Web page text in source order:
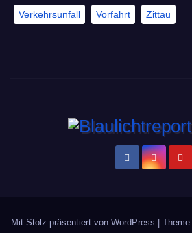
Verkehrsunfall Vorfahrt Zittau
Mit Stolz präsentiert von WordPress